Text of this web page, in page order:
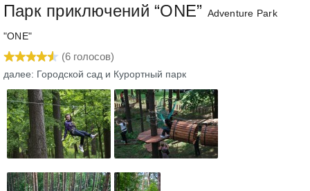
Парк приключений “ONE” Adventure Park
"ONE"
(6 голосов)
далее: Городской сад и Курортный парк